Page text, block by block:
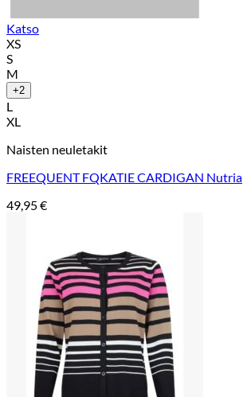
Katso
XS
S
M
+2
L
XL
Naisten neuletakit
FREEQUENT FQKATIE CARDIGAN Nutria
49,95€